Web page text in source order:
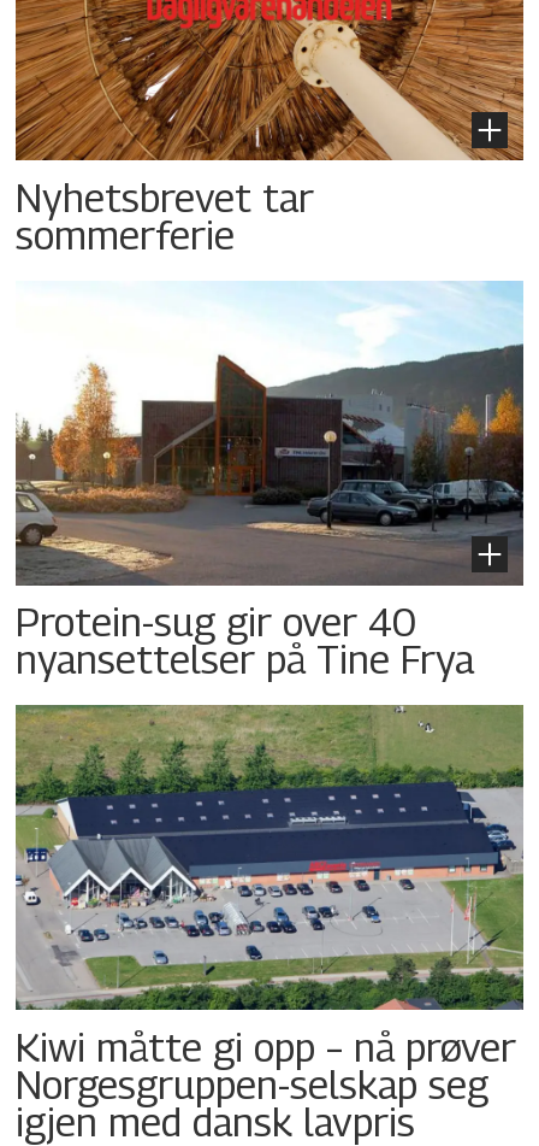
Nyhetsbrevet tar
sommerferie
Protein-sug gir over 40
nyansettelser på Tine Frya
Kiwi måtte gi opp – nå prøver
Norgesgruppen-selskap seg
igjen med dansk lavpris